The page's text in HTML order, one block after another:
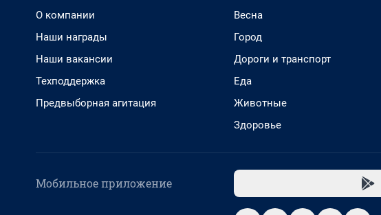
О компании
Наши награды
Наши вакансии
Техподдержка
Предвыборная агитация
Весна
Город
Дороги и транспорт
Еда
Животные
Здоровье
Мобильное приложение